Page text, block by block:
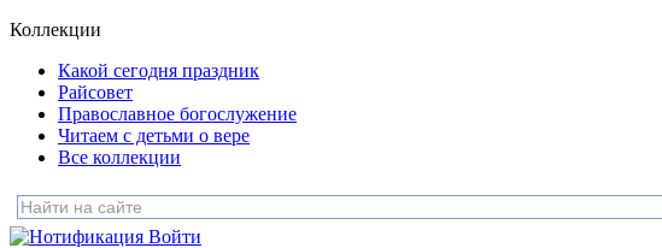
Коллекции
Какой сегодня праздник
Райсовет
Православное богослужение
Читаем с детьми о вере
Все коллекции
Войти